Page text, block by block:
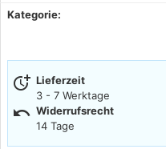
Kategorie:
more_time Lieferzeit
3 - 7 Werktage
undo Widerrufsrecht
14 Tage